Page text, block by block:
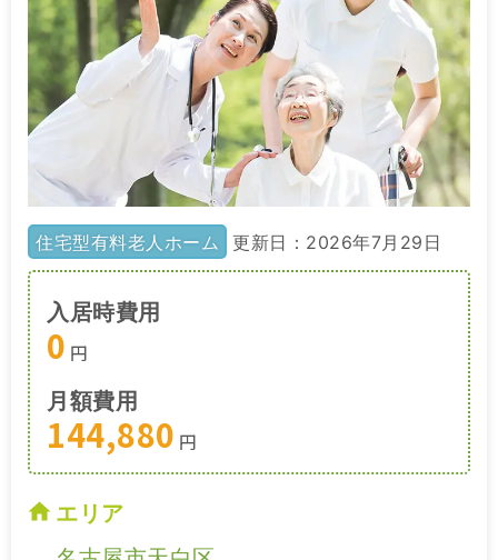
住宅型有料老人ホーム 更新日：2026年7月29日
入居時費用
0 円
月額費用
144,880 円
エリア